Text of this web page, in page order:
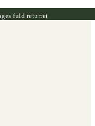
fuld returret